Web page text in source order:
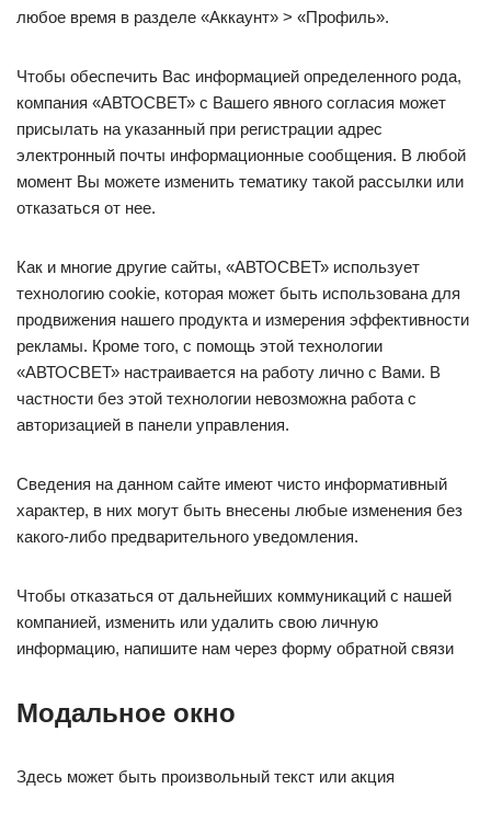
любое время в разделе «Аккаунт» > «Профиль».
Чтобы обеспечить Вас информацией определенного рода,
компания «АВТОСВЕТ» с Вашего явного согласия может
присылать на указанный при регистрации адрес
электронный почты информационные сообщения. В любой
момент Вы можете изменить тематику такой рассылки или
отказаться от нее.
Как и многие другие сайты, «АВТОСВЕТ» использует
технологию cookie, которая может быть использована для
продвижения нашего продукта и измерения эффективности
рекламы. Кроме того, с помощь этой технологии
«АВТОСВЕТ» настраивается на работу лично с Вами. В
частности без этой технологии невозможна работа с
авторизацией в панели управления.
Сведения на данном сайте имеют чисто информативный
характер, в них могут быть внесены любые изменения без
какого-либо предварительного уведомления.
Чтобы отказаться от дальнейших коммуникаций с нашей
компанией, изменить или удалить свою личную
информацию, напишите нам через форму обратной связи
Модальное окно
Здесь может быть произвольный текст или акция